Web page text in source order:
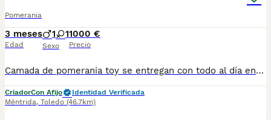
Pomerania
3 meses
Edad
1 1
Sexo
1000 €
Precio
Camada de pomerania toy se entregan con todo al día en cuanto a vacunación, desparasitación interna y externa, microchip y pasaporte con procedencia lícita de centro canino profesional. Revisión veterinaria. Nos dedicamos profesionalmente al mundo del cachorro desde hace más de 17 años ,centro canino del Valle caprice, es nuestro nombre , criadores profesionales , residencia canina y veterinarios, que mejor sitio para adquirir tu nuevo miembro familiar. Núcleo de cria ES450990000078 Pueden encontrarnos de igual modo en la pagina oficial de la canina de España como uno de los pocos criadores recomendados y registrados , www.rsce.es Los precios son desde más IVA según cachorro, camada y época. Pregunten disponibilidad y precios Pregunten sin compromiso , y le damos cita para venir a ver a los peques a nuestro centro canino, pueden ver nuestras referencias como mejor criadero en Google , y redes sociales así como en nuestra web Web www.delvallecaprice.com
CriadorCon Afijo
Identidad Verificada
Méntrida, Toledo (46.7km)